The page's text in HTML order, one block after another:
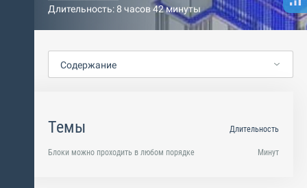
Длительность: 8 часов 42 минуты
Содержание
Темы
Блоки можно проходить в любом порядке
Длительность
Минут